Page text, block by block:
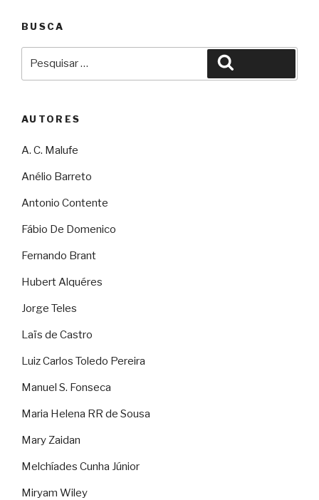
BUSCA
AUTORES
A. C. Malufe
Anélio Barreto
Antonio Contente
Fábio De Domenico
Fernando Brant
Hubert Alquéres
Jorge Teles
Laïs de Castro
Luiz Carlos Toledo Pereira
Manuel S. Fonseca
Maria Helena RR de Sousa
Mary Zaidan
Melchíades Cunha Júnior
Miryam Wiley